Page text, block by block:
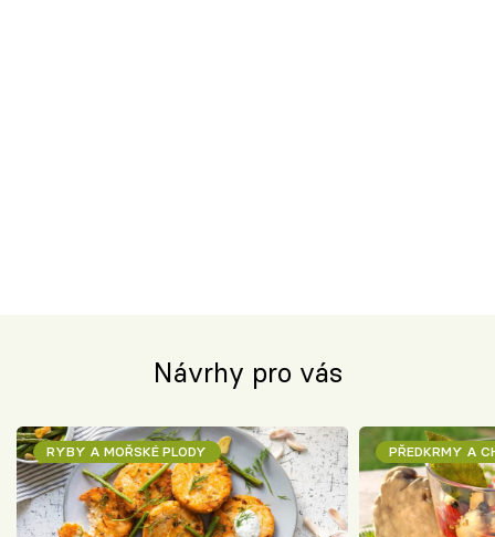
Návrhy pro vás
RYBY A MOŘSKÉ PLODY PŘEDKRMY A